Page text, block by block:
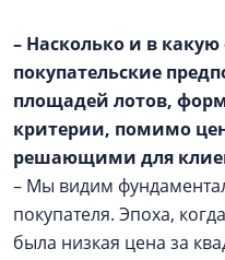
– Насколько и в
покупательские
площадей лотов,
критерии, помимо
решающими для
– Мы видим
покупателя. Эпоха,
была низкая цена за